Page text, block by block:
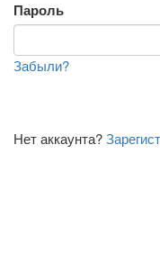
Пароль
Забыли?
Нет аккаунта?